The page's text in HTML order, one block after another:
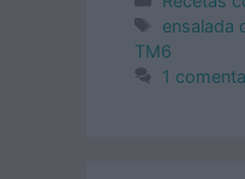
Etiquetas
ensalada
TM6
1